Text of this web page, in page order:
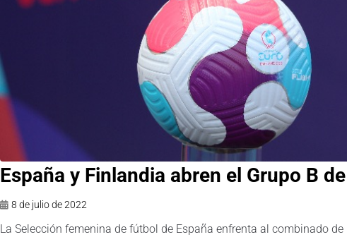
España y Finlandia abren el Grupo B
8 de julio de 2022
La Selección femenina de fútbol de España enfrenta al combinado